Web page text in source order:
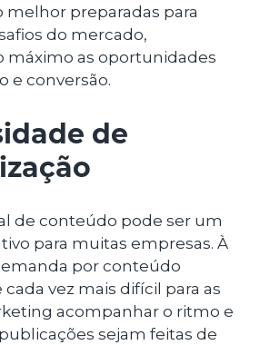
melhor preparadas para
do mercado,
máximo as oportunidades
e conversão.
de
de conteúdo pode ser um
para muitas empresas. À
por conteúdo
vez mais difícil para as
acompanhar o ritmo e
sejam feitas de